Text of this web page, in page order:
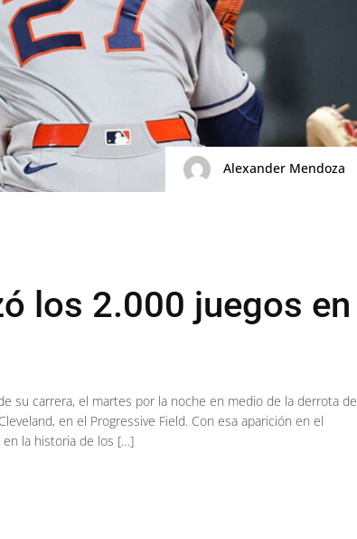
Alexander Mendoza
los 2.000 juegos en
su carrera, el martes por la noche en medio de la derrota de
en el Progressive Field. Con esa aparición en el
la historia de los […]